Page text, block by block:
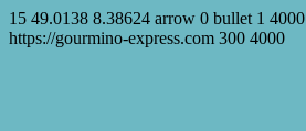
15 49.0138 8.38624 arrow 0 bullet 1 4000
https://gourmino-express.com 300 4000